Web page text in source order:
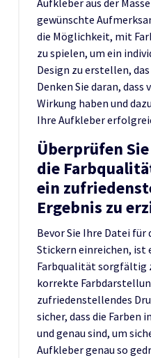
Aufkleber aus der
gewünschte
die Möglichkeit, mit
zu spielen, um ein
Design zu erstellen,
Denken Sie daran,
Wirkung haben und
Ihre Aufkleber
Überprüfen
die
ein
Ergebnis zu
Bevor Sie Ihre Datei für
Stickern einreichen, ist
Farbqualität sorgfältig
korrekte
zufriedenstellendes
sicher, dass die
und genau sind, um
Aufkleber genau so